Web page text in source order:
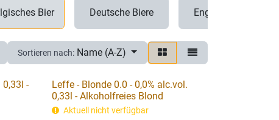
Bier Deutsche Biere Englisches Bier
Sortieren nach: Name (A-Z)
0,33l -
Leffe - Blonde 0.0 - 0,0% alc.vol.
0,33l - Alkoholfreies Blond
Aktuell nicht verfügbar